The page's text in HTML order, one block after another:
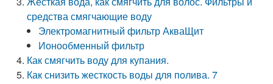
средства смягчающие воду
Электромагнитный фильтр АкваЩит
Ионообменный фильтр
Как смягчить воду для купания.
Как снизить жесткость воды для полива. 7